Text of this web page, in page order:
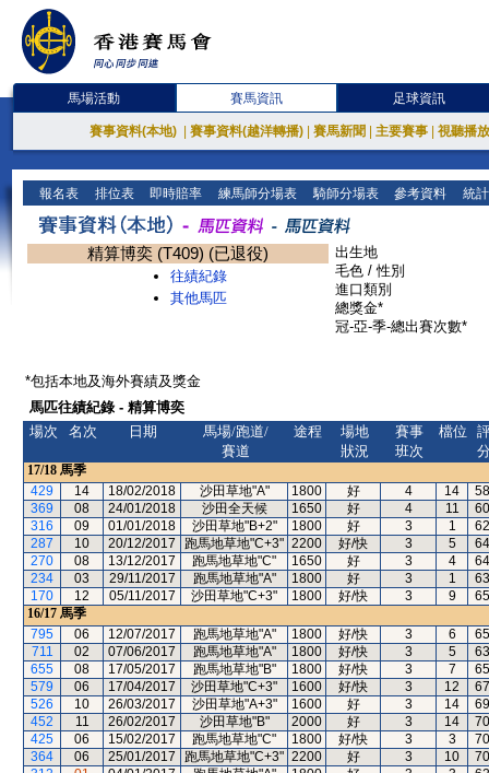
馬場活動 賽馬資訊 足球資訊
賽事資料(本地) 賽事資料(越洋轉播) 賽馬新聞 主要賽事 視聽播
報名表 排位表 即時賠率 練馬師分場表 騎師分場表 參考資料 統
精算博奕 (T409) (已退役)
往績紀錄
其他馬匹
出生地
毛色 / 性別
進口類別
總獎金*
冠-亞-季-總出賽次數*
*包括本地及海外賽績及獎金
馬匹往績紀錄 - 精算博奕
場次
名次 日期
馬場/跑道/
賽道
途程
場地
狀況
賽事
班次
檔位
17/18 馬季
429
14 18/02/2018 沙田草地"A" 1800 好 4 14
58
369
08 24/01/2018 沙田全天候 1650 好 4 11
60
316
09 01/01/2018 沙田草地"B+2" 1800 好 3 1
62
287
10 20/12/2017 跑馬地草地"C+3" 2200 好/快 3 5
64
270
08 13/12/2017 跑馬地草地"C" 1650 好 3 4
64
234
03 29/11/2017 跑馬地草地"A" 1800 好 3 1
63
170
12 05/11/2017 沙田草地"C+3" 1800 好/快 3 9
65
16/17 馬季
795
06 12/07/2017 跑馬地草地"A" 1800 好/快 3 6
65
711
02 07/06/2017 跑馬地草地"A" 1800 好/快 3 5
63
655
08 17/05/2017 跑馬地草地"B" 1800 好/快 3 7
65
579
06 17/04/2017 沙田草地"C+3" 1600 好/快 3 12
67
526
10 26/03/2017 沙田草地"A+3" 1600 好 3 14
69
452
11 26/02/2017 沙田草地"B" 2000 好 3 14
70
425
06 15/02/2017 跑馬地草地"C" 1800 好/快 3 3
70
364
06 25/01/2017 跑馬地草地"C+3" 2200 好 3 10
70